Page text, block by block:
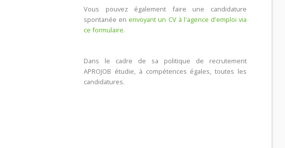
Vous pouvez également faire une candidature
spontanée en envoyant un CV à l'agence d'emploi via
ce formulaire.
Dans le cadre de sa politique de recrutement
APROJOB étudie, à compétences égales, toutes les
candidatures.